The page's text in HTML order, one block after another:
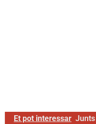
Et pot interessar